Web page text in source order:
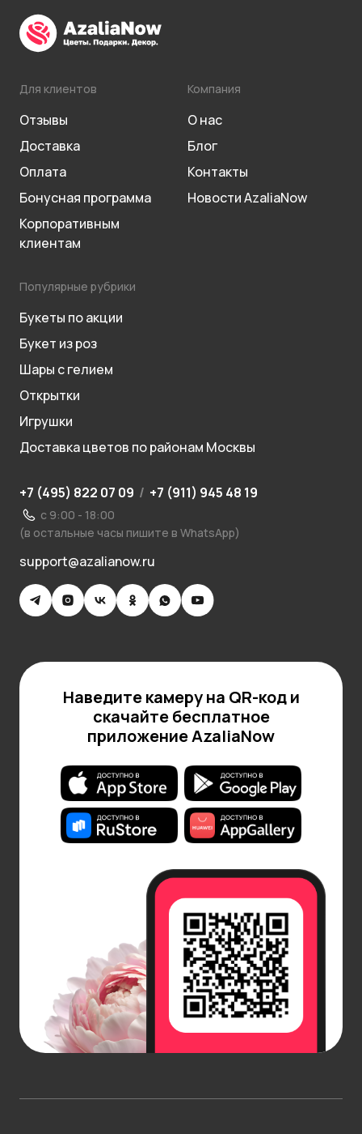
Для клиентов
Отзывы
Доставка
Оплата
Бонусная программа
Корпоративным
клиентам
Компания
О нас
Блог
Контакты
Новости AzaliaNow
Популярные рубрики
Букеты по акции
Букет из роз
Шары с гелием
Открытки
Игрушки
Доставка цветов по районам Москвы
+7 (495) 822 07 09 / +7 (911) 945 48 19
с 9:00 - 18:00
(в остальные часы пишите в WhatsApp)
support@azalianow.ru
Наведите камеру на QR-код и
скачайте бесплатное
приложение AzaliaNow